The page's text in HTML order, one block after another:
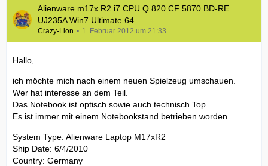
Alienware m17x R2 i7 CPU Q 820 CF 5870 BD-RE
UJ235A Win7 Ultimate 64
Crazy-Lion 1. Februar 2012 um 21:33
Hallo,
ich möchte mich nach einem neuen Spielzeug umschauen.
Wer hat interesse an dem Teil.
Das Notebook ist optisch sowie auch technisch Top.
Es ist immer mit einem Notebookstand betrieben worden.
System Type: Alienware Laptop M17xR2
Ship Date: 6/4/2010
Country: Germany